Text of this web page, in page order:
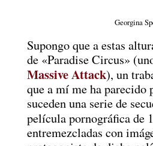
Georgina
Supongo que a estas
de «Paradise Circus»
Massive Attack), un
que a mí me ha parecido
suceden una serie de
película pornográfica de
entremezcladas con